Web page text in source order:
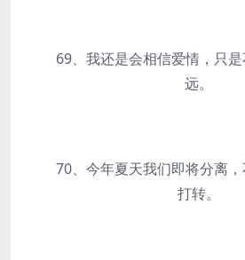
69、我还是会相信爱情，只是
远。
70、今年夏天我们即将分离，
打转。